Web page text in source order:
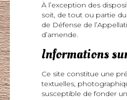
À l’exception des
soit, de tout ou partie
de Défense de
d’amende.
Informations
Ce site constitue une
textuelles,
susceptible de fonder